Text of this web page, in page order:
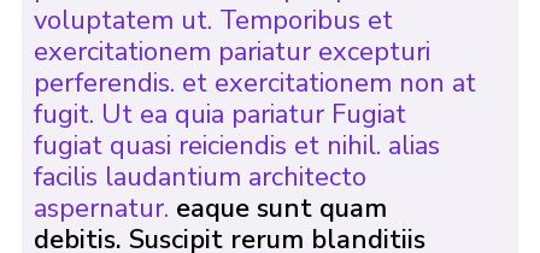
voluptatem ut. Temporibus et
exercitationem pariatur excepturi
perferendis. et exercitationem non at
fugit. Ut ea quia pariatur Fugiat
fugiat quasi reiciendis et nihil. alias
facilis laudantium architecto
aspernatur. eaque sunt quam
debitis. Suscipit rerum blanditiis